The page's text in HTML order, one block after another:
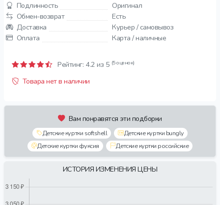
Подлинность
Оригинал
Обмен-возврат
Есть
Доставка
Курьер / самовывоз
Оплата
Карта / наличные
Рейтинг: 4.2 из 5 (5 оценок)
Товара нет в наличии
Вам понравятся эти подборки
Детские куртки softshell
Детские куртки bungly
Детские куртки фуксия
Детские куртки российские
ИСТОРИЯ ИЗМЕНЕНИЯ ЦЕНЫ